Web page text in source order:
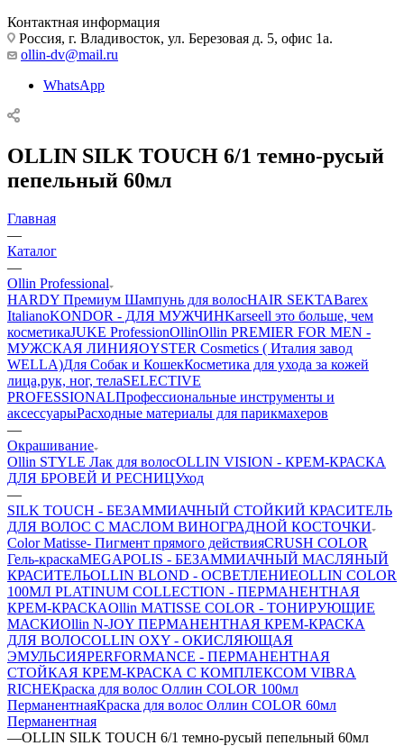
Контактная информация
Россия, г. Владивосток, ул. Березовая д. 5, офис 1а.
ollin-dv@mail.ru
WhatsApp
OLLIN SILK TOUCH 6/1 темно-русый
пепельный 60мл
Главная
—
Каталог
—
Ollin Professional
HARDY Премиум Шампунь для волосHAIR SEKTABarex
ItalianoKONDOR - ДЛЯ МУЖЧИНKarseell это больше, чем
косметикаJUKE ProfessionOllinOllin PREMIER FOR MEN -
МУЖСКАЯ ЛИНИЯOYSTER Cosmetics ( Италия завод
WELLA)Для Собак и КошекКосметика для ухода за кожей
лица,рук, ног, телаSELECTIVE
PROFESSIONALПрофессиональные инструменты и
аксессуарыРасходные материалы для парикмахеров
—
Окрашивание
Ollin STYLE Лак для волосOLLIN VISION - КРЕМ-КРАСКА
ДЛЯ БРОВЕЙ И РЕСНИЦУход
—
SILK TOUCH - БЕЗАММИАЧНЫЙ СТОЙКИЙ КРАСИТЕЛЬ
ДЛЯ ВОЛОС С МАСЛОМ ВИНОГРАДНОЙ КОСТОЧКИ
Color Matisse- Пигмент прямого действияCRUSH COLOR
Гель-краскаMEGAPOLIS - БЕЗАММИАЧНЫЙ МАСЛЯНЫЙ
КРАСИТЕЛЬOLLIN BLOND - ОСВЕТЛЕНИЕOLLIN COLOR
100МЛ PLATINUM COLLECTION - ПЕРМАНЕНТНАЯ
КРЕМ-КРАСКАOllin MATISSE COLOR - ТОНИРУЮЩИЕ
МАСКИOllin N-JOY ПЕРМАНЕНТНАЯ КРЕМ-КРАСКА
ДЛЯ ВОЛОСOLLIN OXY - ОКИСЛЯЮЩАЯ
ЭМУЛЬСИЯPERFORMANCE - ПЕРМАНЕНТНАЯ
СТОЙКАЯ КРЕМ-КРАСКА С КОМПЛЕКСОМ VIBRA
RICHEКраска для волос Оллин COLOR 100мл
ПерманентнаяКраска для волос Оллин COLOR 60мл
Перманентная
—OLLIN SILK TOUCH 6/1 темно-русый пепельный 60мл